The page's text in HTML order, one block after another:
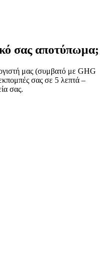
σας αποτύπωμα;
μας (συμβατό με GHG
σας σε 5 λεπτά –
σας.